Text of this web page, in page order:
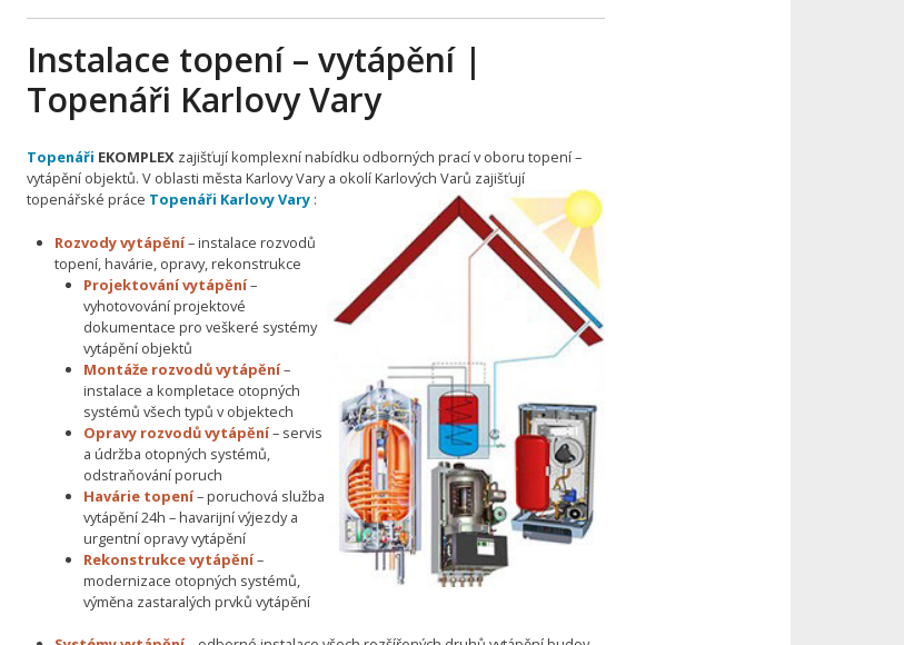
Instalace topení – vytápění |
Topenáři Karlovy Vary
Topenáři EKOMPLEX zajišťují komplexní nabídku odborných prací v oboru topení –
vytápění objektů. V oblasti města Karlovy Vary a okolí Karlových Varů zajišťují
topenářské práce Topenáři Karlovy Vary:
Rozvody vytápění– instalace rozvodů
topení, havárie, opravy, rekonstrukce
Projektování vytápění–
vyhotovování projektové
dokumentace pro veškeré systémy
vytápění objektů
Montáže rozvodů vytápění–
instalace a kompletace otopných
systémů všech typů v objektech
Opravy rozvodů vytápění– servis
a údržba otopných systémů,
odstraňování poruch
Havárie topení– poruchová služba
vytápění 24h – havarijní výjezdy a
urgentní opravy vytápění
Rekonstrukce vytápění–
modernizace otopných systémů,
výměna zastaralých prvků vytápění